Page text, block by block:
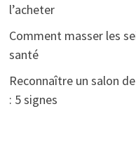
l’acheter
Comment masser les
santé
Reconnaître un salon
: 5 signes